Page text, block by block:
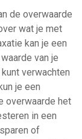
de overwaarde
wat je met
kan je een
van je
verwachten
je een
overwaarde het
in een
of